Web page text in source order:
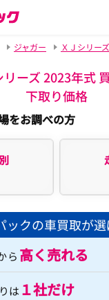
ジャガー ＸＪシリーズ
ーズ 2023年式
下取り価格
をお調べの方
ックの車買取が
ら 高く売れる
は １社だけ